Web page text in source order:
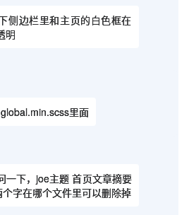
侧边栏里和主页的白色框在
明
里面
一下，joe主题 首页文章摘要
个字在哪个文件里可以删除掉